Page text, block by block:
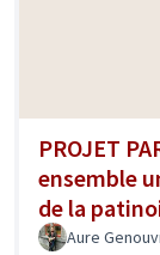
PROJET
ensemble
de la
Aure